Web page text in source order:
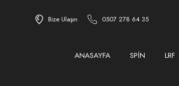
Bize Ulaşın 0507 278 64 35
ANASAYFA SPİN LRF